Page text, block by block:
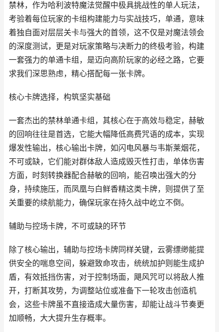
禁林，作为哈利波特魔法觉醒中极具挑战性的单人玩法，
考验着每位玩家的卡组构建能力与实战技巧，单通，意味
着独自面对层层关卡与强大的首领，这不仅是对魔法领会
的深度测试，更是对玩家策略与决断力的终极考验，构建
一套强力的单通卡组，是迈向高阶玩家的必经之路，它要
求我们深思熟虑，精心搭配每一张卡牌。
核心卡牌选择，构筑坚实基础
一套杰出的禁林单通卡组，其核心在于高效与稳定，赫敏
的回响往往是首选，它能大幅降低高费咒语的成本，实现
爆发性输出，核心输出卡牌，如闪电风暴与韦斯莱烟花，
不可或缺，它们能对群体敌人造成毁灭性打击，单体伤害
方面，时刻转换器配合赫敏的回响，能召唤出强大的分
身，持续施压，而凤凰与白鲜香精这类卡牌，则提供了至
关重要的续航能力，确保玩家在持久战中屹立不倒。
辅助与控场卡牌，不可或缺的环节
除了核心输出，辅助与控场卡牌同样关键，云雾缥缈能提
供安全的喘息空间，躲避致命攻击，统统加护则能生成护
盾，有效抵挡伤害，对于控制场面，飓风咒可以将敌人推
开，打断其攻势，为调整站位或准备下一轮攻击创造机
会，这些卡牌虽不直接造成大量伤害，却能让战斗节奏更
加顺畅，大大提升生存概率。